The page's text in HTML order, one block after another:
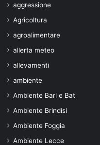
aggressione
Agricoltura
agroalimentare
allerta meteo
allevamenti
ambiente
Ambiente Bari e Bat
Ambiente Brindisi
Ambiente Foggia
Ambiente Lecce